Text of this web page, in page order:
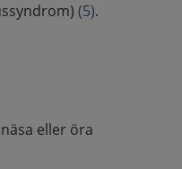
(5).
eller öra